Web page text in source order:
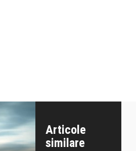
Articole
similare
Simona Catrina